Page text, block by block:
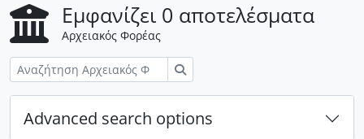
Εμφανίζει 0 αποτελέσματα
Αρχειακός Φορέας
Advanced search options